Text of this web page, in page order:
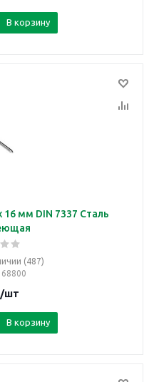
В корзину
16 мм DIN 7337 Сталь
(487)
68800
/шт
В корзину